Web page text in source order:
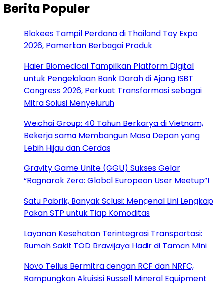
Berita Populer
Blokees Tampil Perdana di Thailand Toy Expo
2026, Pamerkan Berbagai Produk
Haier Biomedical Tampilkan Platform Digital
untuk Pengelolaan Bank Darah di Ajang ISBT
Congress 2026, Perkuat Transformasi sebagai
Mitra Solusi Menyeluruh
Weichai Group: 40 Tahun Berkarya di Vietnam,
Bekerja sama Membangun Masa Depan yang
Lebih Hijau dan Cerdas
Gravity Game Unite (GGU) Sukses Gelar
“Ragnarok Zero: Global European User Meetup”!
Satu Pabrik, Banyak Solusi: Mengenal Lini Lengkap
Pakan STP untuk Tiap Komoditas
Layanan Kesehatan Terintegrasi Transportasi:
Rumah Sakit TOD Brawijaya Hadir di Taman Mini
Novo Tellus Bermitra dengan RCF dan NRFC,
Rampungkan Akuisisi Russell Mineral Equipment